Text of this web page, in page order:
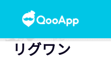
リグワン